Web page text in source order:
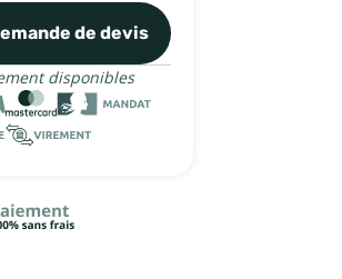
de devis
disponibles